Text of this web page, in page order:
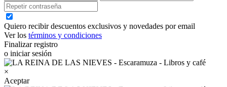
Quiero recibir descuentos exclusivos y novedades por email
Ver los términos y condiciones
Finalizar registro
o iniciar sesión
×
Aceptar